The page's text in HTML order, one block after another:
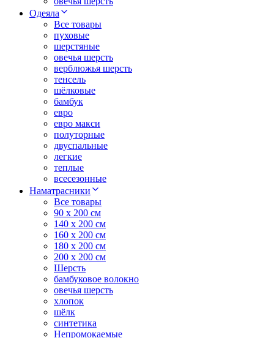
Одеяла
Все товары
пуховые
шерстяные
овечья шерсть
верблюжья шерсть
тенсель
шёлковые
бамбук
евро
евро макси
полуторные
двуспальные
легкие
теплые
всесезонные
Наматрасники
Все товары
90 x 200 см
140 x 200 см
160 x 200 см
180 x 200 см
200 x 200 см
Шерсть
бамбуковое волокно
овечья шерсть
хлопок
шёлк
синтетика
Непромокаемые